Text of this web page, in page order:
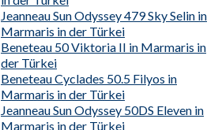
Jeanneau Sun Odyssey 479 Sky Selin in
Marmaris in der Türkei
Beneteau 50 Viktoria II in Marmaris in
der Türkei
Beneteau Cyclades 50.5 Filyos in
Marmaris in der Türkei
Jeanneau Sun Odyssey 50DS Eleven in
Marmaris in der Türkei